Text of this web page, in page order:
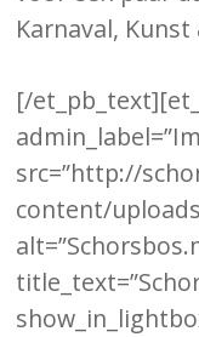
Karnaval,
[/
src=”http://
content/